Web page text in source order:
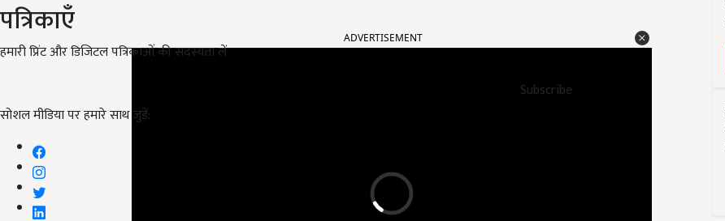
पत्रिकाएँ
हमारी प्रिंट और डिजिटल पत्रिकाओं की सदस्यता लें
Subscribe
सोशल मीडिया पर हमारे साथ जुड़ें: